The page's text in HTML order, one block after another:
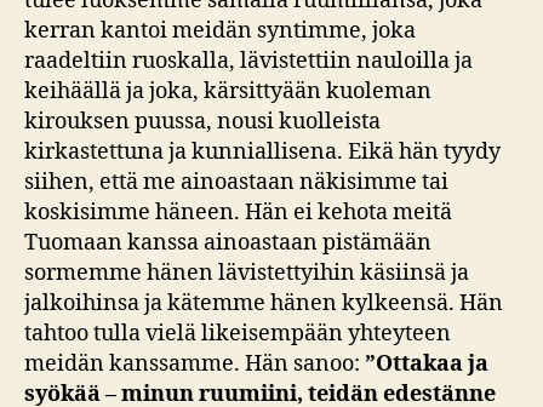
kerran kantoi meidän syntimme, joka
raadeltiin ruoskalla, lävistettiin nauloilla ja
keihäällä ja joka, kärsittyään kuoleman
kirouksen puussa, nousi kuolleista
kirkastettuna ja kunniallisena. Eikä hän tyydy
siihen, että me ainoastaan näkisimme tai
koskisimme häneen. Hän ei kehota meitä
Tuomaan kanssa ainoastaan pistämään
sormemme hänen lävistettyihin käsiinsä ja
jalkoihinsa ja kätemme hänen kylkeensä. Hän
tahtoo tulla vielä likeisempään yhteyteen
meidän kanssamme. Hän sanoo: ”Ottakaa ja
syökää – minun ruumiini, teidän edestänne